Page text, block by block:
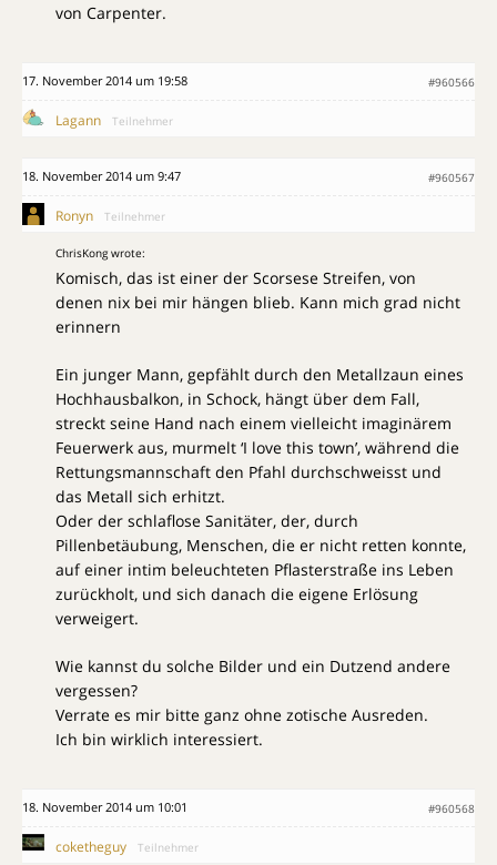
von Carpenter.
17. November 2014 um 19:58 #960566
Lagann Teilnehmer
18. November 2014 um 9:47 #960567
Ronyn Teilnehmer
ChrisKong wrote:
Komisch, das ist einer der Scorsese Streifen, von
denen nix bei mir hängen blieb. Kann mich grad nicht
erinnern
Ein junger Mann, gepfählt durch den Metallzaun eines
Hochhausbalkon, in Schock, hängt über dem Fall,
streckt seine Hand nach einem vielleicht imaginärem
Feuerwerk aus, murmelt ‘I love this town’, während die
Rettungsmannschaft den Pfahl durchschweisst und
das Metall sich erhitzt.
Oder der schlaflose Sanitäter, der, durch
Pillenbetäubung, Menschen, die er nicht retten konnte,
auf einer intim beleuchteten Pflasterstraße ins Leben
zurückholt, und sich danach die eigene Erlösung
verweigert.
Wie kannst du solche Bilder und ein Dutzend andere
vergessen?
Verrate es mir bitte ganz ohne zotische Ausreden.
Ich bin wirklich interessiert.
18. November 2014 um 10:01 #960568
coketheguy Teilnehmer